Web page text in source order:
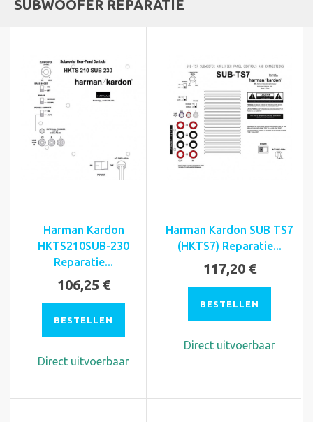
SUBWOOFER REPARATIE
Harman Kardon
HKTS210SUB-230
Reparatie...
106,25 €
BESTELLEN
Direct uitvoerbaar
Harman Kardon SUB TS7
(HKTS7) Reparatie...
117,20 €
BESTELLEN
Direct uitvoerbaar